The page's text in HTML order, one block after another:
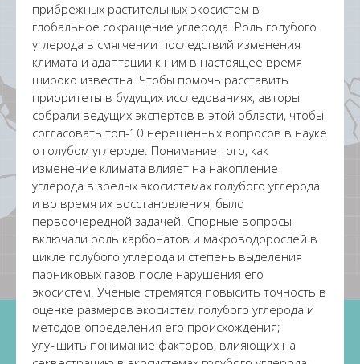
прибрежных растительных экосистем в
глобальное сокращение углерода. Роль голубого
углерода в смягчении последствий изменения
климата и адаптации к ним в настоящее время
широко известна. Чтобы помочь расставить
приоритеты в будущих исследованиях, авторы
собрали ведущих экспертов в этой области, чтобы
согласовать топ-10 нерешённых вопросов в науке
о голубом углероде. Понимание того, как
изменение климата влияет на накопление
углерода в зрелых экосистемах голубого углерода
и во время их восстановления, было
первоочередной задачей. Спорные вопросы
включали роль карбонатов и макроводорослей в
цикле голубого углерода и степень выделения
парниковых газов после нарушения его
экосистем. Учёные стремятся повысить точность в
оценке размеров экосистем голубого углерода и
методов определения его происхождения;
улучшить понимание факторов, влияющих на